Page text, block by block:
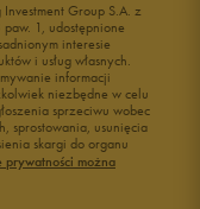
Group S.A. z
1, udostępnione
interesie
i usług własnych.
informacji
niezbędne w celu
sprzeciwu wobec
sprostowania, usunięcia
skargi do organu
prywatności można